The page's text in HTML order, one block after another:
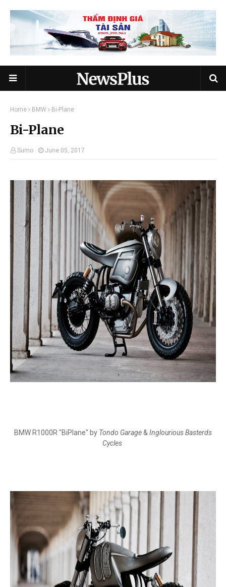
Home BMW Bi-Plane
Bi-Plane
Sumo June 05, 2017
BMW R1000R "BiPlane" by Tondo Garage& Inglourious Basterds
Cycles